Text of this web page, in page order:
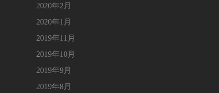
2020年2月
2020年1月
2019年11月
2019年10月
2019年9月
2019年8月